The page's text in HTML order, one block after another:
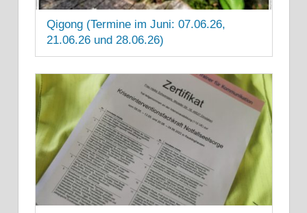
Qigong (Termine im Juni: 07.06.26,
21.06.26 und 28.06.26)
13. JUNI 2025